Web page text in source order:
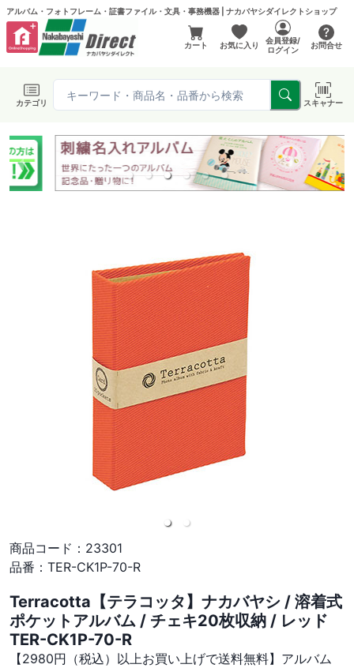
アルバム・フォトフレーム・証書ファイル・文具・事務機器 | ナカバヤシダイレクトショップ
カート お気に入り
会員登録/
ログイン
お問合せ
カテゴリ スキャナー
商品コード： 23301
品番： TER-CK1P-70-R
Terracotta【テラコッタ】ナカバヤシ / 溶着式
ポケットアルバム / チェキ20枚収納 / レッド
TER-CK1P-70-R
【2980円（税込）以上お買い上げで送料無料】アルバム